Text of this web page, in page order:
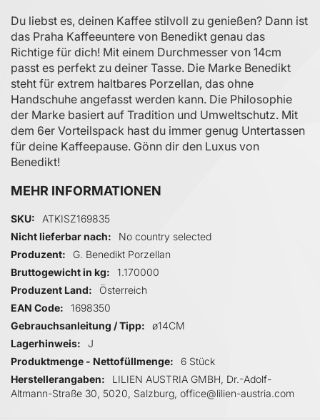
Du liebst es, deinen Kaffee stilvoll zu genießen? Dann ist
das Praha Kaffeeuntere von Benedikt genau das
Richtige für dich! Mit einem Durchmesser von 14cm
passt es perfekt zu deiner Tasse. Die Marke Benedikt
steht für extrem haltbares Porzellan, das ohne
Handschuhe angefasst werden kann. Die Philosophie
der Marke basiert auf Tradition und Umweltschutz. Mit
dem 6er Vorteilspack hast du immer genug Untertassen
für deine Kaffeepause. Gönn dir den Luxus von
Benedikt!
MEHR INFORMATIONEN
Mehr Informationen
SKU
ATKISZ169835
Nicht lieferbar nach
No country selected
Produzent
G. Benedikt Porzellan
Bruttogewicht in kg
1.170000
Produzent Land
Österreich
EAN Code
1698350
Gebrauchsanleitung / Tipp
ø14CM
Lagerhinweis
J
Produktmenge - Nettofüllmenge
6 Stück
Herstellerangaben
LILIEN AUSTRIA GMBH, Dr.-Adolf-
Altmann-Straße 30, 5020, Salzburg, office@lilien-austria.com